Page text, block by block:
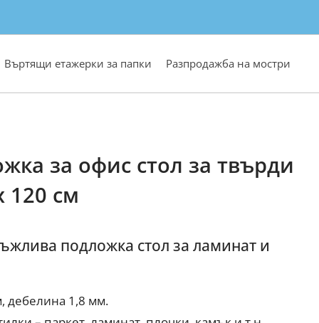
Въртящи етажерки за папки Разпродажба на мостри
за офис стол за твърди
120 см
подложка стол за ламинат и
дебелина 1,8 мм.